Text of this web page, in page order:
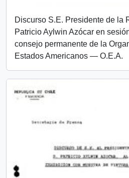
Discurso S.E. Presidente de la
Patricio Aylwin Azócar en
consejo permanente de la
Estados Americanos — O.E.A.